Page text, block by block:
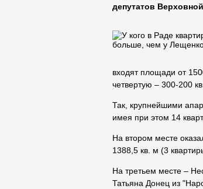
депутатов
входят площади от
четвертую – 300-200
Так, крупнейшими
имея при этом 14
На втором месте
1388,5 кв. м (3
На третьем месте –
Татьяна Донец из